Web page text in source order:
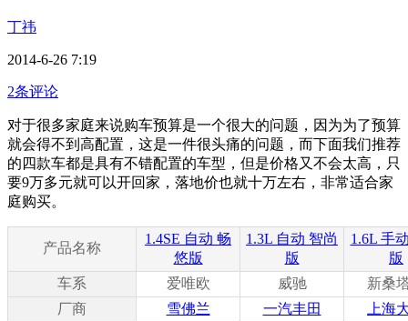
丁祎
2014-6-26 7:19
2条评论
对于很多家庭来说购车预算是一个很大的问题，因为为了预算
就会得不到高配置，这是一件很头痛的问题，而下面我们推荐
的四款车都是具有不错配置的车型，但是价格又不会太高，只
要9万多元就可以开回家，落地价也就十万左右，非常适合家
庭购买。
产品名称
1.4SE 自动 畅
悠版
1.3L 自动 智尚
版
1.6L 手
版
车系
爱唯欧 威驰
新桑
厂商
雪佛兰 一汽丰田
上海